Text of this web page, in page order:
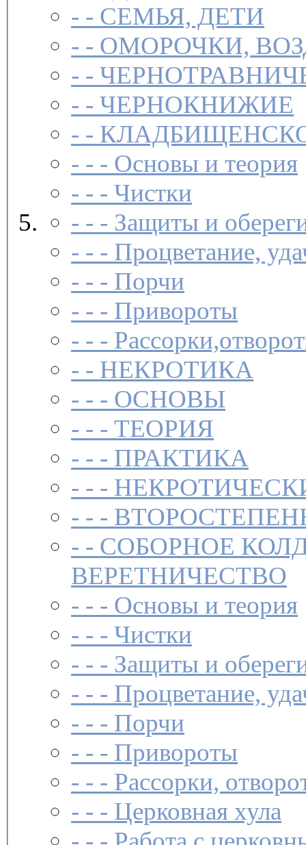
- - СЕМЬЯ, ДЕТИ
- - ОМОРОЧКИ,
- -
- - ЧЕРНОКНИЖИЕ
- -
- - - Основы и теория
- - - Чистки­
- - - Защиты и
- - - Процветание,
- - - Порчи­
- - - Привороты­
- - -
- - НЕКРОТИКА
- - - ОСНОВЫ
- - - ТЕОРИЯ
- - - ПРАКТИКА
- - -
- - -
- - СОБОРНОЕ
ВЕРЕТНИЧЕСТВО
- - - Основы и теория
- - - Чистки­
- - - Защиты и
- - - Процветание,
- - - Порчи
- - - Привороты
- - - Рассорки,
- - - Церковная хула